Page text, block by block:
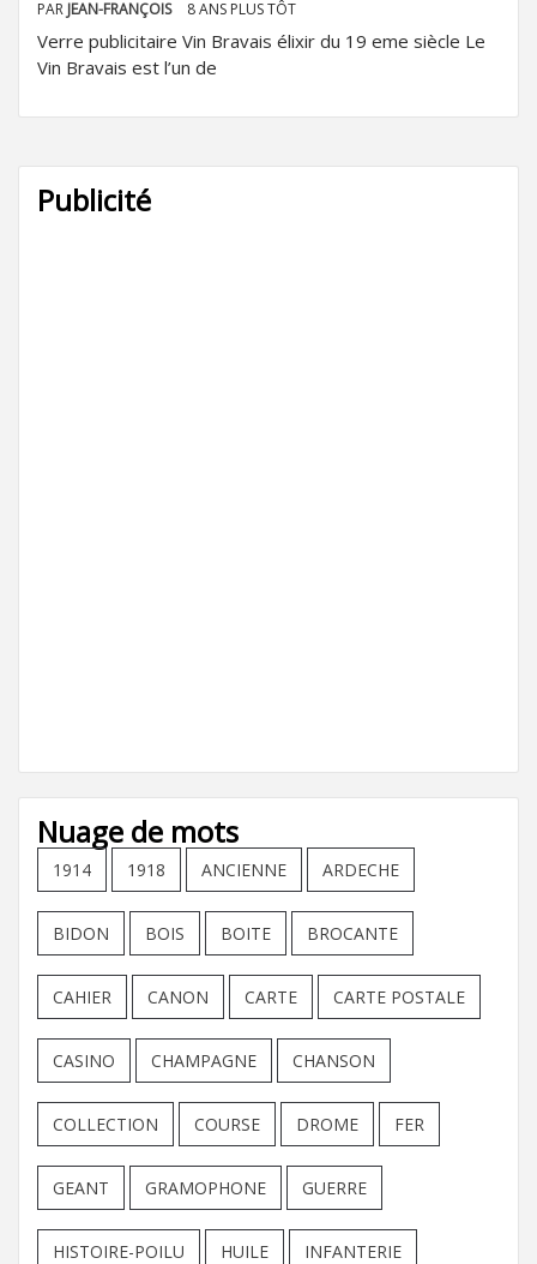
PAR JEAN-FRANÇOIS 8 ANS PLUS TÔT
Verre publicitaire Vin Bravais élixir du 19 eme siècle Le
Vin Bravais est l’un de
Publicité
Nuage de mots
1914 1918 ANCIENNE ARDECHE
BIDON BOIS BOITE BROCANTE
CAHIER CANON CARTE CARTE POSTALE
CASINO CHAMPAGNE CHANSON
COLLECTION COURSE DROME FER
GEANT GRAMOPHONE GUERRE
HISTOIRE-POILU HUILE INFANTERIE